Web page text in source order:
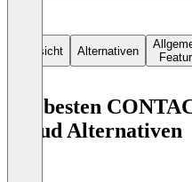
Übersicht Alternativen
Die besten
Cloud Alternativen